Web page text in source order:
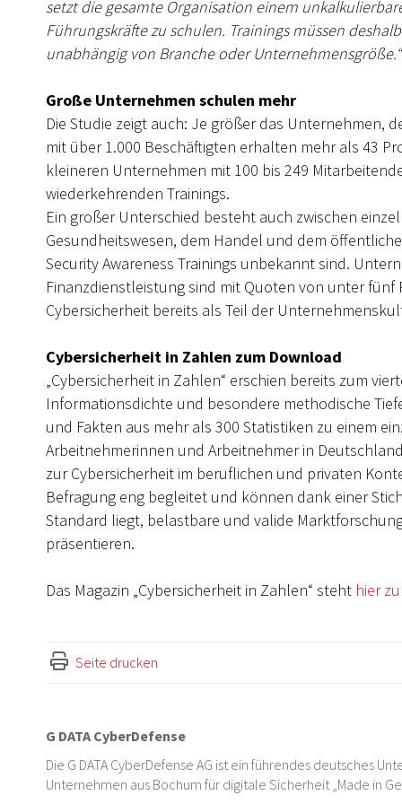
setzt die gesamte Organisation einem
Führungskräfte zu schulen. Trainings müssen
unabhängig von Branche oder Unternehmensgröße.“
Große Unternehmen schulen mehr
Die Studie zeigt auch: Je größer das Unternehmen,
mit über 1.000 Beschäftigten erhalten mehr als 43
kleineren Unternehmen mit 100 bis 249
wiederkehrenden Trainings.
Ein großer Unterschied besteht auch zwischen
Gesundheitswesen, dem Handel und dem
Security Awareness Trainings unbekannt sind.
Finanzdienstleistung sind mit Quoten von unter
Cybersicherheit bereits als Teil der
Cybersicherheit in Zahlen zum Download
„Cybersicherheit in Zahlen“ erschien bereits zum
Informationsdichte und besondere methodische
und Fakten aus mehr als 300 Statistiken zu einem
Arbeitnehmerinnen und Arbeitnehmer in
zur Cybersicherheit im beruflichen und privaten
Befragung eng begleitet und können dank einer
Standard liegt, belastbare und valide
präsentieren.
Das Magazin „Cybersicherheit in Zahlen“ steht hier
Seite drucken
G DATA CyberDefense
Die G DATA CyberDefense AG ist ein führendes deutsches
Unternehmen aus Bochum für digitale Sicherheit „Made in